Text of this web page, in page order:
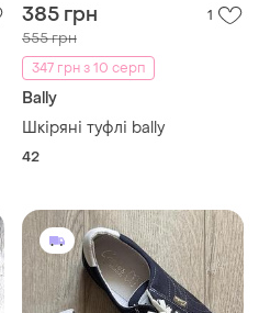
385 грн 1
555 грн
347 грн з 10 серп
Bally
Шкіряні туфлі bally
42